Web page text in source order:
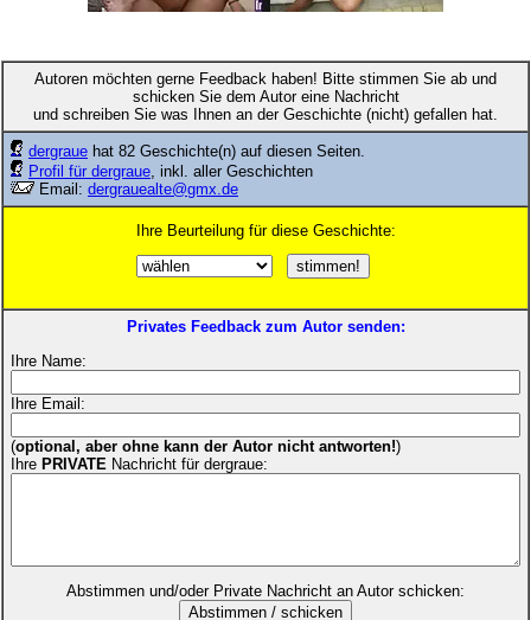
Autoren möchten gerne Feedback haben! Bitte stimmen Sie ab und
schicken Sie dem Autor eine Nachricht
und schreiben Sie was Ihnen an der Geschichte (nicht) gefallen hat.
dergraue hat 82 Geschichte(n) auf diesen Seiten.
Profil für dergraue, inkl. aller Geschichten
Email: dergrauealte@gmx.de
Ihre Beurteilung für diese Geschichte:
Privates Feedback zum Autor senden:
Ihre Name:
Ihre Email:
(optional, aber ohne kann der Autor nicht antworten!)
Ihre PRIVATE Nachricht für dergraue:
Abstimmen und/oder Private Nachricht an Autor schicken: